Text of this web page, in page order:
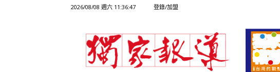
2026/08/08 週六 11:36:47 登錄/加盟
獨
家
報